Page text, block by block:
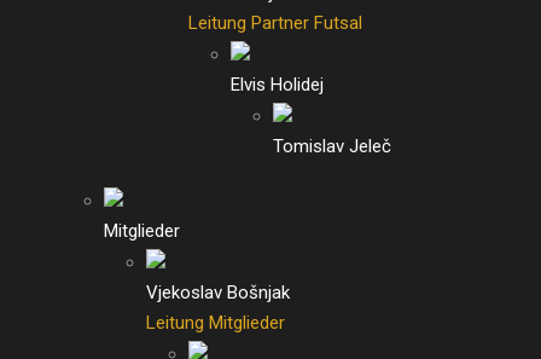
Leitung Partner Futsal
Elvis Holidej
Tomislav Jeleč
Mitglieder
Vjekoslav Bošnjak
Leitung Mitglieder